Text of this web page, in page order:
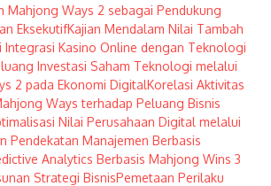
Mahjong Ways 2 sebagai Pendukung
EksekutifKajian Mendalam Nilai Tambah
Integrasi Kasino Online dengan Teknologi
Investasi Saham Teknologi melalui
2 pada Ekonomi DigitalKorelasi Aktivitas
Ways terhadap Peluang Bisnis
Nilai Perusahaan Digital melalui
Pendekatan Manajemen Berbasis
Analytics Berbasis Mahjong Wins 3
Strategi BisnisPemetaan Perilaku